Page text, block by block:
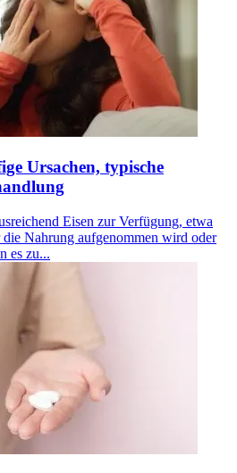
Ursachen, typische
Eisen zur Verfügung, etwa
Nahrung aufgenommen wird oder
es zu...